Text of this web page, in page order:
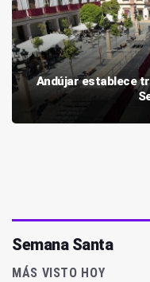
Andújar establece
Semana Santa
MÁS VISTO HOY